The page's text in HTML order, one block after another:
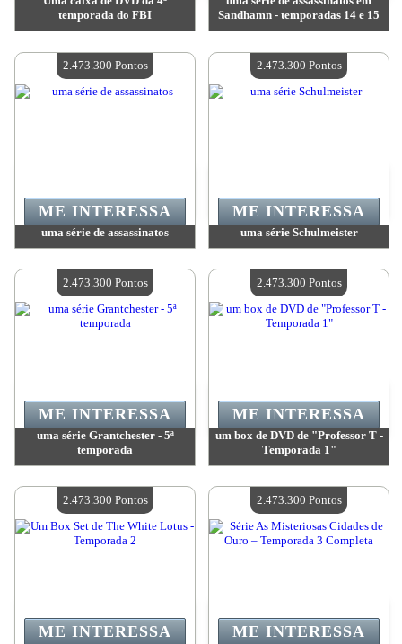
temporada do FBI
Quantidade disponível:4
Sandhamn - temporadas 14 e 15
Quantidade disponível:4
uma série de assassinatos
Quantidade disponível:4
ME INTERESSA
2.473.300 Pontos
uma série Schulmeister
Quantidade disponível:4
ME INTERESSA
2.473.300 Pontos
uma série Grantchester - 5ª
temporada
Quantidade disponível:4
ME INTERESSA
2.473.300 Pontos
um box de DVD de "Professor T -
Temporada 1"
Quantidade disponível:4
ME INTERESSA
2.473.300 Pontos
ME INTERESSA
2.473.300 Pontos
ME INTERESSA
2.473.300 Pontos